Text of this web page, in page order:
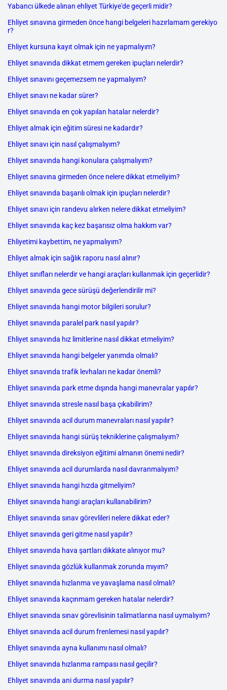
Yabancı ülkede alınan ehliyet Türkiye'de geçerli midir?
Ehliyet sınavına girmeden önce hangi belgeleri hazırlamam gerekiyo
r?
Ehliyet kursuna kayıt olmak için ne yapmalıyım?
Ehliyet sınavında dikkat etmem gereken ipuçları nelerdir?
Ehliyet sınavını geçemezsem ne yapmalıyım?
Ehliyet sınavı ne kadar sürer?
Ehliyet sınavında en çok yapılan hatalar nelerdir?
Ehliyet almak için eğitim süresi ne kadardır?
Ehliyet sınavı için nasıl çalışmalıyım?
Ehliyet sınavında hangi konulara çalışmalıyım?
Ehliyet sınavına girmeden önce nelere dikkat etmeliyim?
Ehliyet sınavında başarılı olmak için ipuçları nelerdir?
Ehliyet sınavı için randevu alırken nelere dikkat etmeliyim?
Ehliyet sınavında kaç kez başarısız olma hakkım var?
Ehliyetimi kaybettim, ne yapmalıyım?
Ehliyet almak için sağlık raporu nasıl alınır?
Ehliyet sınıfları nelerdir ve hangi araçları kullanmak için geçerlidir?
Ehliyet sınavında gece sürüşü değerlendirilir mi?
Ehliyet sınavında hangi motor bilgileri sorulur?
Ehliyet sınavında paralel park nasıl yapılır?
Ehliyet sınavında hız limitlerine nasıl dikkat etmeliyim?
Ehliyet sınavında hangi belgeler yanımda olmalı?
Ehliyet sınavında trafik levhaları ne kadar önemli?
Ehliyet sınavında park etme dışında hangi manevralar yapılır?
Ehliyet sınavında stresle nasıl başa çıkabilirim?
Ehliyet sınavında acil durum manevraları nasıl yapılır?
Ehliyet sınavında hangi sürüş tekniklerine çalışmalıyım?
Ehliyet sınavında direksiyon eğitimi almanın önemi nedir?
Ehliyet sınavında acil durumlarda nasıl davranmalıyım?
Ehliyet sınavında hangi hızda gitmeliyim?
Ehliyet sınavında hangi araçları kullanabilirim?
Ehliyet sınavında sınav görevlileri nelere dikkat eder?
Ehliyet sınavında geri gitme nasıl yapılır?
Ehliyet sınavında hava şartları dikkate alınıyor mu?
Ehliyet sınavında gözlük kullanmak zorunda mıyım?
Ehliyet sınavında hızlanma ve yavaşlama nasıl olmalı?
Ehliyet sınavında kaçınmam gereken hatalar nelerdir?
Ehliyet sınavında sınav görevlisinin talimatlarına nasıl uymalıyım?
Ehliyet sınavında acil durum frenlemesi nasıl yapılır?
Ehliyet sınavında ayna kullanımı nasıl olmalı?
Ehliyet sınavında hızlanma rampası nasıl geçilir?
Ehliyet sınavında ani durma nasıl yapılır?